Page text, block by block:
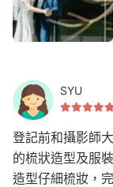
SYU
登記前和攝影師
的梳狀造型及服
造型仔細梳妝，